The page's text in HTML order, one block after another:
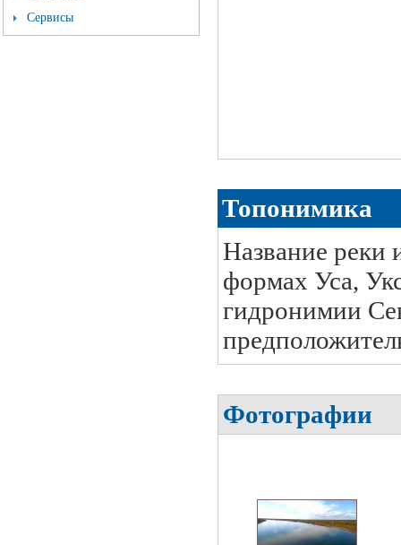
Сервисы
Топонимика
Название реки
формах Уса,
гидронимии
Фотографии